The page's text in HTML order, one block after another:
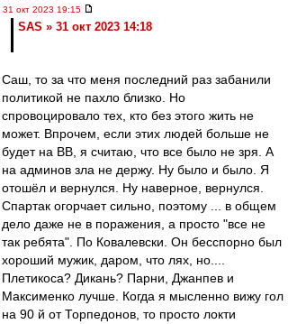
31 окт 2023 19:15
SAS » 31 окт 2023 14:18
Саш, то за что меня последний раз забанили
политикой не пахло близко. Но
спровоцировало тех, кто без этого жить не
может. Впрочем, если этих людей больше не
будет на ВВ, я считаю, что все было не зря. А
на админов зла не держу. Ну было и было. Я
отошёл и вернулся. Ну наверное, вернулся.
Спартак огорчает сильно, поэтому ... в общем
дело даже не в поражения, а просто "все не
так ребята". По Ковалевски. Он бесспорно был
хороший мужик, даром, что лях, но....
Плетикоса? Дикань? Парни, Джанпев и
Максименко лучше. Когда я мысленно вижу гол
на 90 й от Торпедонов, то просто локти